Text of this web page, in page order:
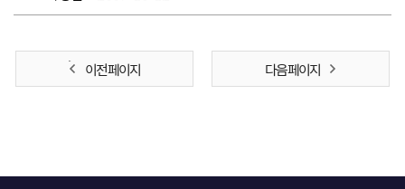
이전 페이지 다음 페이지